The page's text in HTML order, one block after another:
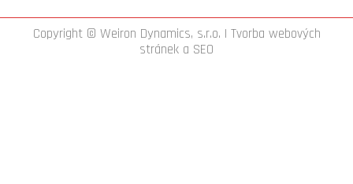
Copyright © Weiron Dynamics, s.r.o. | Tvorba webových
stránek a SEO